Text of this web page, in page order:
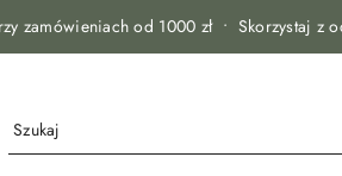
zamówieniach od 1000 zł • Skorzystaj z